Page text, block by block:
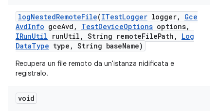
logNestedRemoteFile(ITestLogger logger,
Gce
AvdInfo gceAvd , TestDeviceOptions options,
IRunUtil runUtil , String remoteFilePath ,
Log
DataType type , String baseName)
Recupera un file remoto da un'istanza nidificata e
registralo.
void